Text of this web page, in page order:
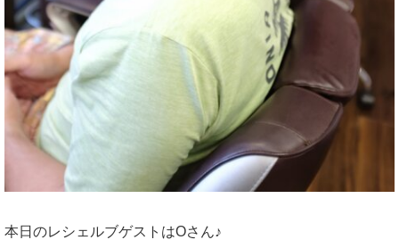
本日のレシェルブゲストはOさん♪